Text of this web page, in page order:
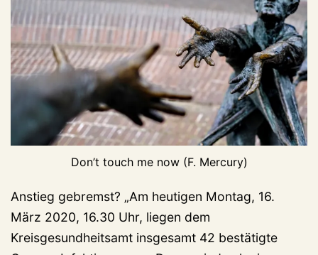
Don’t touch me now (F. Mercury)
Anstieg gebremst? „Am heutigen Montag, 16.
März 2020, 16.30 Uhr, liegen dem
Kreisgesundheitsamt insgesamt 42 bestätigte